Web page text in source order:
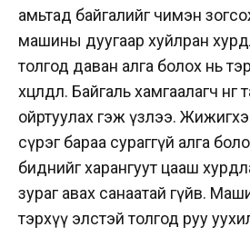
амьтад байгалийг чимэн
машины дуугаар хуйлран
толгод даван алга болох нь
хөөцөлдлөө. Байгаль хамгаалагч
ойртуулах гэж үзлээ. Жижигхэн
сүрэг бараа сураггүй алга
биднийг харангуут цааш
зураг авах санаатай гүйв.
тэрхүү элстэй толгод руу